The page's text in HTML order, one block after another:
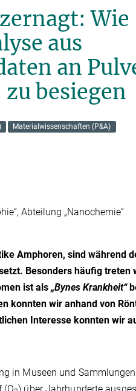
Wie
aus
an
besiegen
Materialwissenschaften (P&A)
Abteilung „Nanochemie“
Amphoren, sind während
Besonders häufig
ist als „Bynes Krankheit“
konnten wir anhand von
Interesse konnten wir
in Museen und